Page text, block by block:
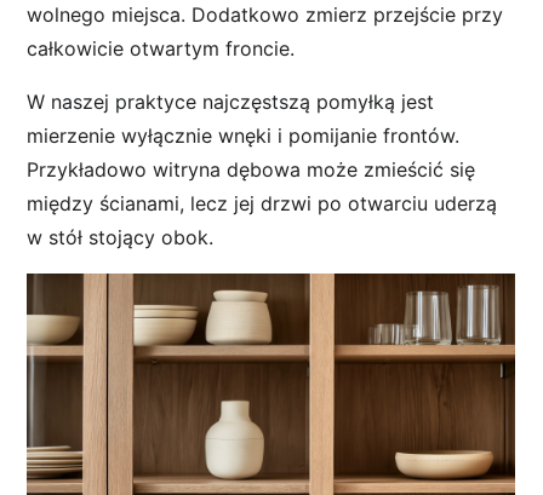
wolnego miejsca. Dodatkowo zmierz przejście przy
całkowicie otwartym froncie.
W naszej praktyce najczęstszą pomyłką jest
mierzenie wyłącznie wnęki i pomijanie frontów.
Przykładowo witryna dębowa może zmieścić się
między ścianami, lecz jej drzwi po otwarciu uderzą
w stół stojący obok.